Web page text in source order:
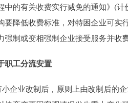
中的有关收费实行减免的通知》(
要降低收费标准，对特困企业可实
强制或变相强制企业接受服务并收
职工分流安置
业改制后，原则上由改制后的企